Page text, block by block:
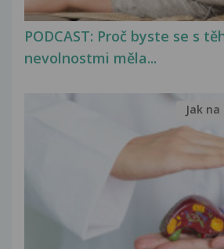
PODCAST: Proč byste se s
nevolnostmi měla...
Jak